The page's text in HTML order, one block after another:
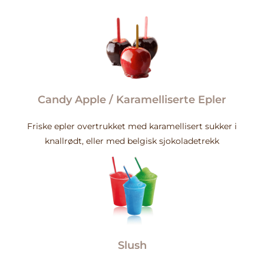
Candy Apple / Karamelliserte Epler
Friske epler overtrukket med karamellisert sukker i
knallrødt, eller med belgisk sjokoladetrekk
Slush